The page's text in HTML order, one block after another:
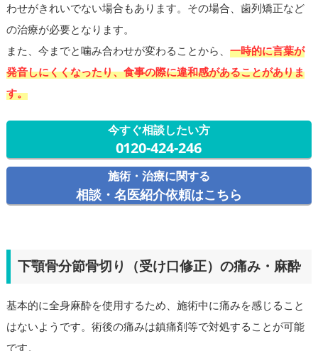
わせがきれいでない場合もあります。その場合、歯列矯正など
の治療が必要となります。
また、今までと噛み合わせが変わることから、 一時的に言葉が
発音しにくくなったり、食事の際に違和感があることがありま
す。
今すぐ相談したい方
0120-424-246
施術・治療に関する
相談・名医紹介依頼はこちら
下顎骨分節骨切り（受け口修正）の痛み・麻酔
基本的に全身麻酔を使用するため、施術中に痛みを感じること
はないようです。術後の痛みは鎮痛剤等で対処することが可能
です。